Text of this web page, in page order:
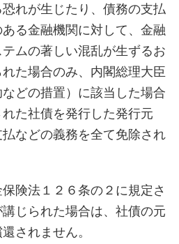
れが生じたり、債務の支払
る金融機関に対して、金融
ムの著しい混乱が生ずるお
た場合のみ、内閣総理大臣
どの措置）に該当した場合
た社債を発行した発行元
などの義務を全て免除され
険法１２６条の２に規定さ
じられた場合は、社債の元
されません。